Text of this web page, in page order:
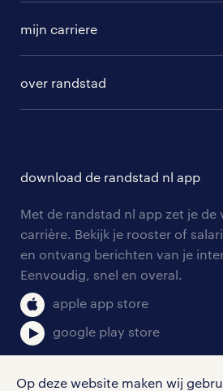
Op deze website maken wij
randstad professional
randstad digital
hr-diensten
branches
tarieven
personeel gezocht
aanmelden nieuwsbrief
mijn carriere
solliciteren
blogs en artikelen
salarischecker
bruto-netto calculator
over randstad
onze vestigingen
pers
klachten en misstanden
download de randstad nl app
Met de randstad nl app zet je de
carrière. Bekijk je rooster of
en ontvang berichten van je
Eenvoudig, snel en overal.
apple app store
google play store